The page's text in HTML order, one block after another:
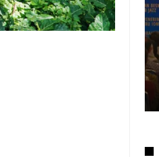
Bergeser, Generasi